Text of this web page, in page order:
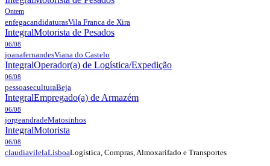
Ontem
enfegacandidaturasVila Franca de Xira
IntegralMotorista de Pesados
06/08
joanafernandesViana do Castelo
IntegralOperador(a) de Logística/Expedição
06/08
pessoaseculturaBeja
IntegralEmpregado(a) de Armazém
06/08
jorgeandradeMatosinhos
IntegralMotorista
06/08
claudiavilelaLisboaLogística, Compras, Almoxarifado e Transportes